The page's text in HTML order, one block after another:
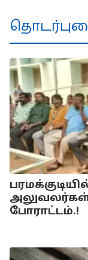
அலுவலர்கள்
போராட்டம்.!